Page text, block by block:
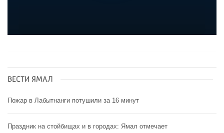
ВЕСТИ ЯМАЛ
Пожар в Лабытнанги потушили за 16 минут
Праздник на стойбищах и в городах: Ямал отмечает